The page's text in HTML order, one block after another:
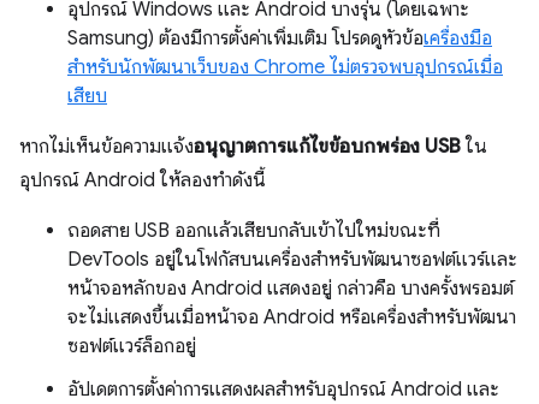
อุปกรณ์ Windows และ Android บางรุ่น (โดยเฉพาะ
Samsung) ต้องมีการตั้งค่าเพิ่มเติม โปรดดูหัวข้อเครื่องมือ
สำหรับนักพัฒนาเว็บของ Chrome ไม่ตรวจพบอุปกรณ์เมื่อ
เสียบ
หากไม่เห็นข้อความแจ้งอนุญาตการแก้ไขข้อบกพร่อง USB ใน
อุปกรณ์ Android ให้ลองทำดังนี้
ถอดสาย USB ออกแล้วเสียบกลับเข้าไปใหม่ขณะที่
DevTools อยู่ในโฟกัสบนเครื่องสำหรับพัฒนาซอฟต์แวร์และ
หน้าจอหลักของ Android แสดงอยู่ กล่าวคือ บางครั้งพรอมต์
จะไม่แสดงขึ้นเมื่อหน้าจอ Android หรือเครื่องสำหรับพัฒนา
ซอฟต์แวร์ล็อกอยู่
อัปเดตการตั้งค่าการแสดงผลสำหรับอุปกรณ์ Android และ